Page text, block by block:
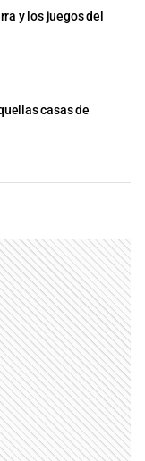
y los juegos del
casas de